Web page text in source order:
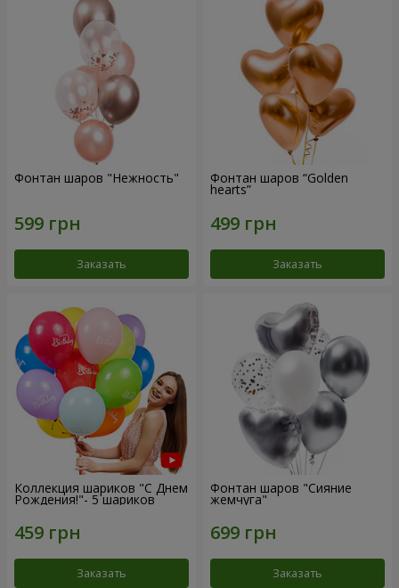
Фонтан шаров "Нежность"
Заказать
Фонтан шаров “Golden
hearts”
Заказать
Коллекция шариков "С Днем
Рождения!"- 5 шариков
Заказать
Фонтан шаров "Сияние
жемчуга"
Заказать